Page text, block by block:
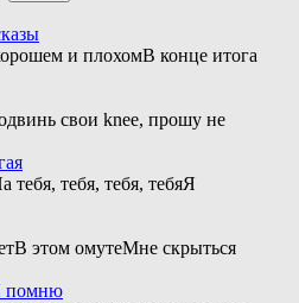
и плохомВ конце итога
свои knee, прошу не
тебя, тебя, тебя, тебяЯ
этом омутеМне скрыться
помню